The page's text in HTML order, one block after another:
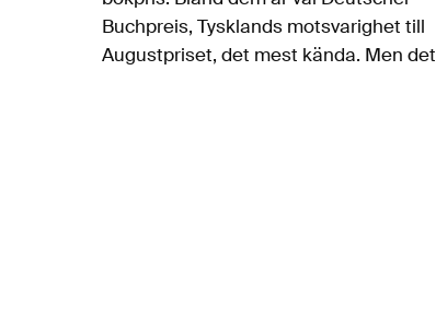
Buchpreis, Tysklands motsvarighet till
Augustpriset, det mest kända. Men det